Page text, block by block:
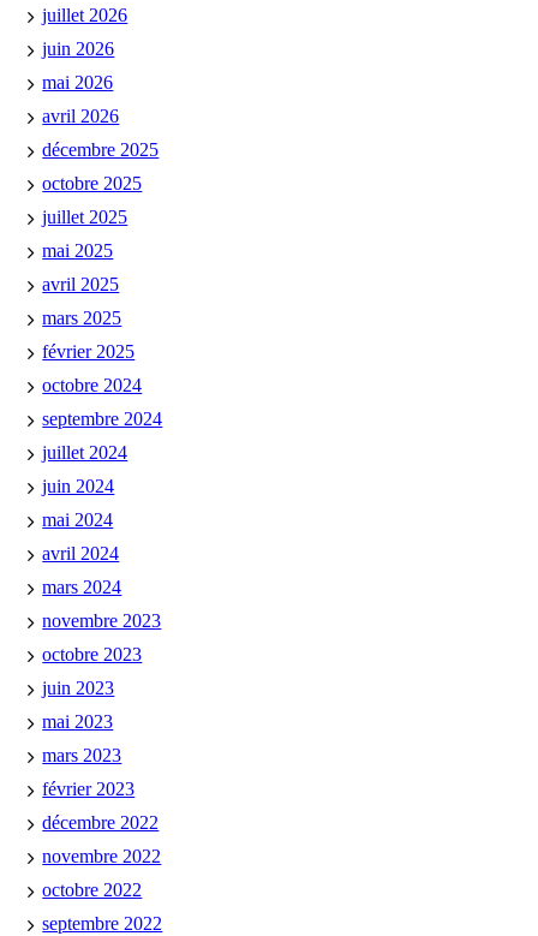
juillet 2026
juin 2026
mai 2026
avril 2026
décembre 2025
octobre 2025
juillet 2025
mai 2025
avril 2025
mars 2025
février 2025
octobre 2024
septembre 2024
juillet 2024
juin 2024
mai 2024
avril 2024
mars 2024
novembre 2023
octobre 2023
juin 2023
mai 2023
mars 2023
février 2023
décembre 2022
novembre 2022
octobre 2022
septembre 2022